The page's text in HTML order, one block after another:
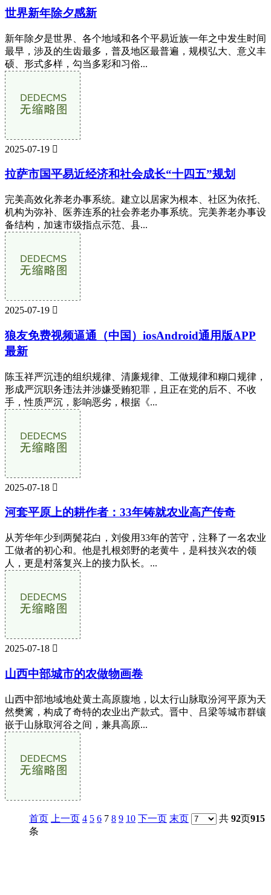
世界新年除夕感新
新年除夕是世界、各个地域和各个平易近族一年之中发生时间
最早，涉及的生齿最多，普及地区最普遍，规模弘大、意义丰
硕、形式多样，勾当多彩和习俗...
2025-07-19 
拉萨市国平易近经济和社会成长“十四五”规划
完美高效化养老办事系统。建立以居家为根本、社区为依托、
机构为弥补、医养连系的社会养老办事系统。完美养老办事设
备结构，加速市级指点示范、县...
2025-07-19 
狼友免费视频逼通（中国）iosAndroid通用版APP
最新
陈玉祥严沉违的组织规律、清廉规律、工做规律和糊口规律，
形成严沉职务违法并涉嫌受贿犯罪，且正在党的后不、不收
手，性质严沉，影响恶劣，根据《...
2025-07-18 
河套平原上的耕作者：33年铸就农业高产传奇
从芳华年少到两鬓花白，刘俊用33年的苦守，注释了一名农业
工做者的初心和。他是扎根郊野的老黄牛，是科技兴农的领
人，更是村落复兴上的接力队长。...
2025-07-18 
山西中部城市的农做物画卷
山西中部地域地处黄土高原腹地，以太行山脉取汾河平原为天
然樊篱，构成了奇特的农业出产款式。晋中、吕梁等城市群镶
嵌于山脉取河谷之间，兼具高原...
首页 上一页 4 5 6 7 8 9 10 下一页 末页 共 92页915
条